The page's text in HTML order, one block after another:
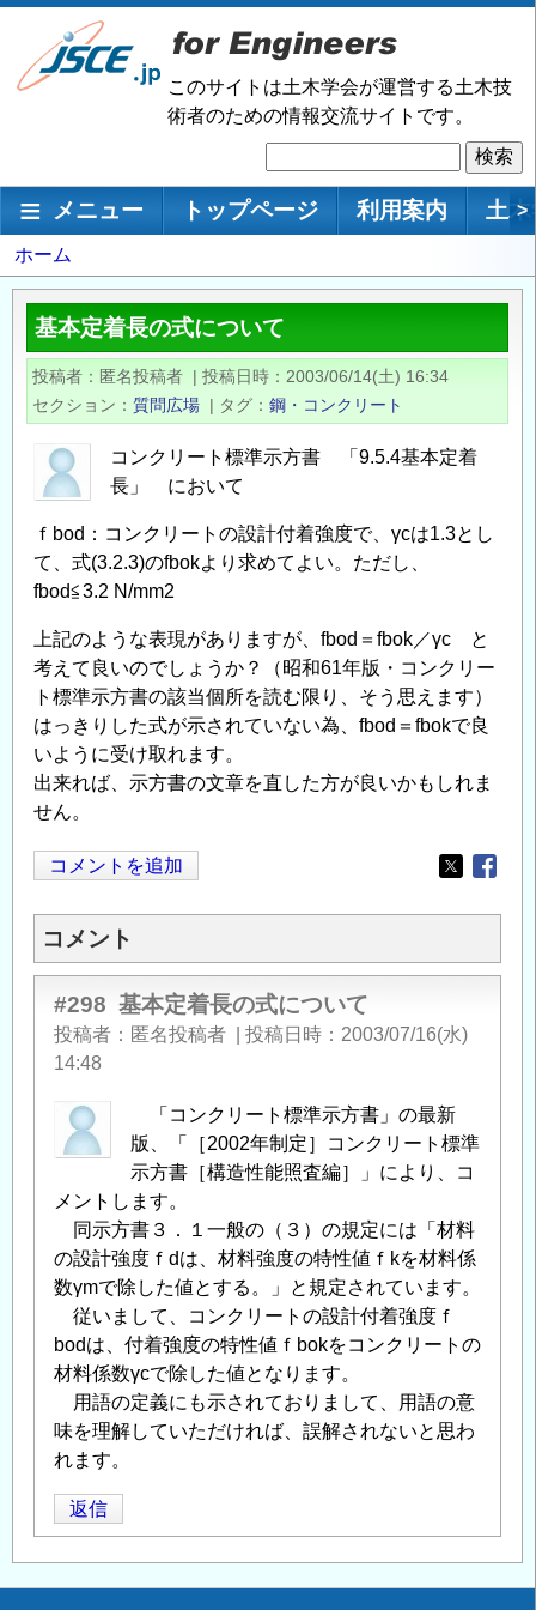
メ
ン
移
このサイトは土木学会が運営する土木技
術者のための情報交流サイトです。
索
メインナビゲーション
メニュー トップページ 利用案内 土 >
パ
ン
く
ず
ホーム
基本定着長の式について
投稿者 匿名投稿者 | 投稿日時
2003/06/14(土) 16:34
セクション
質問広場 | タグ 鋼・コンクリート
コンクリート標準示方書 「9.5.4基本定着
長」 において
ｆbod：コンクリートの設計付着強度で、γcは1.3とし
て、式(3.2.3)のfbokより求めてよい。ただし、
fbod≦3.2 N/mm2
上記のような表現がありますが、fbod＝fbok／γc と
考えて良いのでしょうか？（昭和61年版・コンクリー
ト標準示方書の該当個所を読む限り、そう思えます）
はっきりした式が示されていない為、fbod＝fbokで良
いように受け取れます。
出来れば、示方書の文章を直した方が良いかもしれま
せん。
コメントを追加
Opens in
コメント
#298 基本定着長の式について
投稿者 匿名投稿者 投稿日時
2003/07/16(水)
14:48
「コンクリート標準示方書」の最新
版、「［2002年制定］コンクリート標準
示方書［構造性能照査編］」により、コ
メントします。
同示方書３．１一般の（３）の規定には「材料
の設計強度ｆdは、材料強度の特性値ｆkを材料係
数γmで除した値とする。」と規定されています。
従いまして、コンクリートの設計付着強度ｆ
bodは、付着強度の特性値ｆbokをコンクリートの
材料係数γcで除した値となります。
用語の定義にも示されておりまして、用語の意
味を理解していただければ、誤解されないと思わ
れます。
返信